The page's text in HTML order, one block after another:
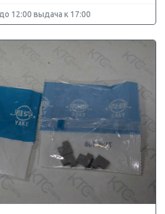
12:00 выдача к 17:00